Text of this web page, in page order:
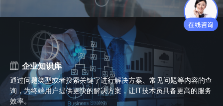
企业知识库
通过问题类型或者搜索关键字进行解决方案、常见问题等内容的查
询，为终端用户提供更快的解决方案，让IT技术员具备更高的服务
效率。